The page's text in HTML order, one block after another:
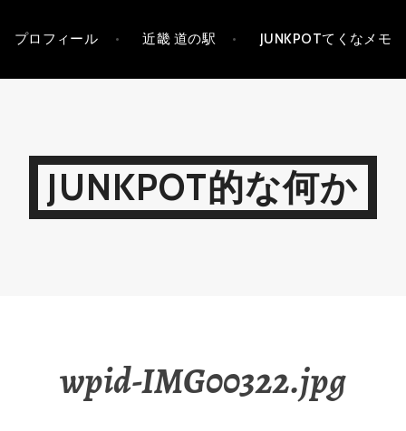
プロフィール 近畿 道の駅 JUNKPOTてくなメモ
JUNKPOT的な何か
wpid-IMG00322.jpg